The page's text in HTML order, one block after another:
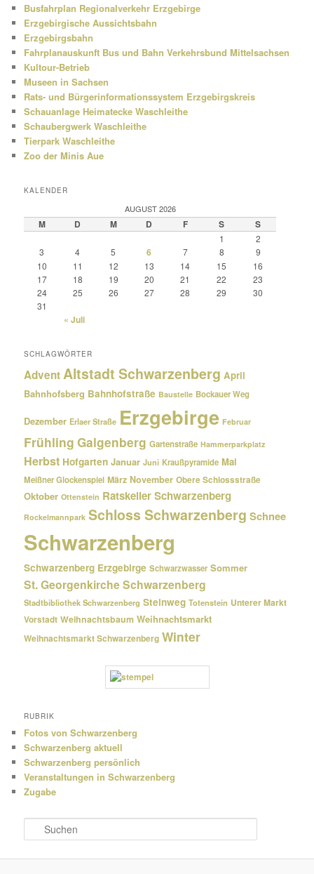
Busfahrplan Regionalverkehr Erzgebirge
Erzgebirgische Aussichtsbahn
Erzgebirgsbahn
Fahrplanauskunft Bus und Bahn Verkehrsbund Mittelsachsen
Kultour-Betrieb
Museen in Sachsen
Rats- und Bürgerinformationssystem Erzgebirgskreis
Schauanlage Heimatecke Waschleithe
Schaubergwerk Waschleithe
Tierpark Waschleithe
Zoo der Minis Aue
KALENDER
AUGUST 2026
M D M D F S S
1
2
3
4 5 6 7 8
9
10
11 12 13 14 15
16
17
18 19 20 21 22
23
24
25 26 27 28 29
30
31
« Juli
SCHLAGWÖRTER
AdventAltstadt Schwarzenberg April
Bahnhofsberg Bahnhofstraße Baustelle Bockauer Weg
Dezember Erlaer Straße Erzgebirge Februar
Frühling Galgenberg Gartenstraße Hammerparkplatz
Herbst Hofgarten Januar Juni Kraußpyramide Mai
Meißner Glockenspiel März November Obere Schlossstraße
Oktober Ottenstein Ratskeller Schwarzenberg
Rockelmannpark Schloss Schwarzenberg Schnee
Schwarzenberg
Schwarzenberg Erzgebirge Schwarzwasser Sommer
St. Georgenkirche Schwarzenberg
Stadtbibliothek Schwarzenberg Steinweg Totenstein Unterer Markt
Vorstadt Weihnachtsbaum Weihnachtsmarkt
Weihnachtsmarkt Schwarzenberg Winter
RUBRIK
Fotos von Schwarzenberg
Schwarzenberg aktuell
Schwarzenberg persönlich
Veranstaltungen in Schwarzenberg
Zugabe
u